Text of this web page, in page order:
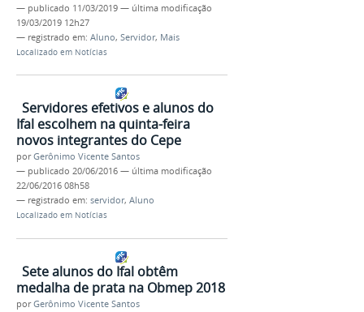
— publicado 11/03/2019 — última modificação
19/03/2019 12h27
— registrado em: Aluno, Servidor, Mais
Localizado em Notícias
Servidores efetivos e alunos do
Ifal escolhem na quinta-feira
novos integrantes do Cepe
porGerônimo Vicente Santos
— publicado 20/06/2016 — última modificação
22/06/2016 08h58
— registrado em: servidor, Aluno
Localizado em Notícias
Sete alunos do Ifal obtêm
medalha de prata na Obmep 2018
porGerônimo Vicente Santos